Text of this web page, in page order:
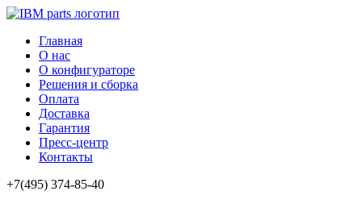
Главная
О нас
О конфигураторе
Решения и сборка
Оплата
Доставка
Гарантия
Пресс-центр
Контакты
+7(495) 374-85-40